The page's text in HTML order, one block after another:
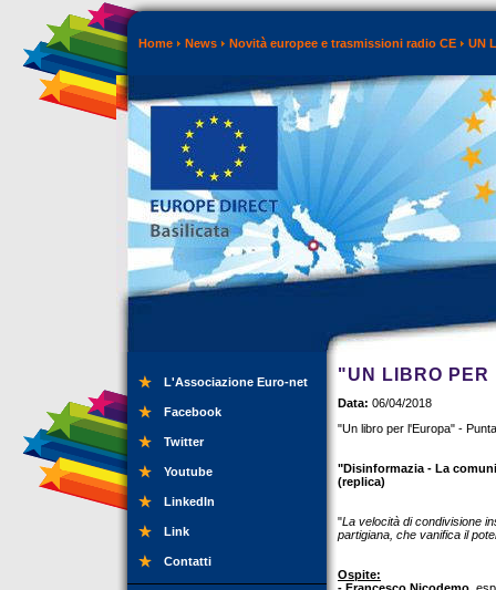
Home News Novità europee e trasmissioni radio CE UN
L'Associazione Euro-net
Facebook
Twitter
Youtube
LinkedIn
Link
Contatti
"UN LIBRO PER
Data: 06/04/2018
"Un libro per l'Europa" -
"Disinformazia - La
(replica)
"La velocità di condivisione
partigiana, che vanifica il
Ospite: